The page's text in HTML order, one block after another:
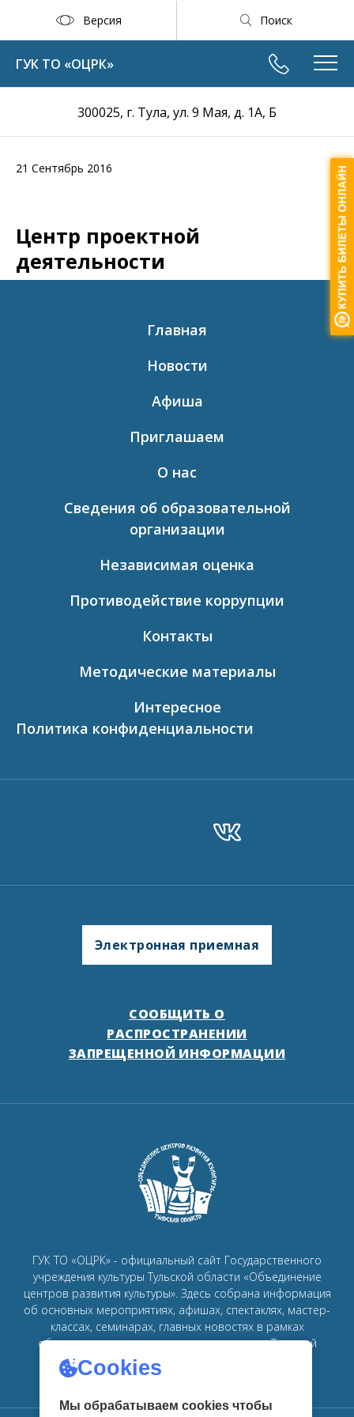
Версия Поиск
300025, г. Тула, ул. 9 Мая, д. 1А, Б
ГУК ТО «ОЦРК»
21 Сентябрь 2016
Центр проектной
деятельности
Главная
Новости
Афиша
Приглашаем
О нас
Сведения об образовательной
организации
Независимая оценка
Противодействие коррупции
Контакты
Методические материалы
Интересное
Политика конфиденциальности
СООБЩИТЬ О
РАСПРОСТРАНЕНИИ
ЗАПРЕЩЕННОЙ ИНФОРМАЦИИ
Электронная приемная
ГУК ТО «ОЦРК» - официальный сайт Государственного
учреждения культуры Тульской области «Объединение
центров развития культуры». Здесь собрана информация
об основных мероприятиях, афишах, спектаклях, мастер-
классах, семинарах, главных новостях в рамках
объединенияцентров развития культуры в Тульской
области.
Cookies
Мы обрабатываем cookies чтобы